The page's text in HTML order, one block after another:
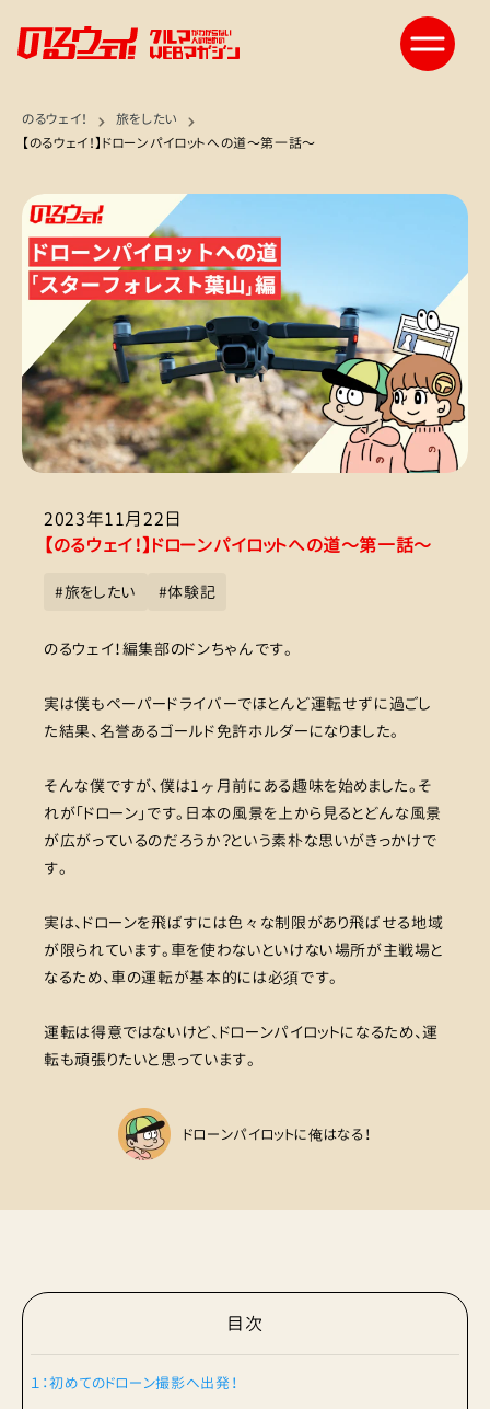
のるウェイ！
旅をしたい
【のるウェイ！】ドローンパイロットへの道〜第一話〜
2023年11月22日
【のるウェイ！】ドローンパイロットへの道〜第一話〜
#旅をしたい #体験記
のるウェイ！編集部のドンちゃんです。
実は僕もペーパードライバーでほとんど運転せずに過ごし
た結果、名誉あるゴールド免許ホルダーになりました。
そんな僕ですが、僕は1ヶ月前にある趣味を始めました。そ
れが「ドローン」です。日本の風景を上から見るとどんな風景
が広がっているのだろうか？という素朴な思いがきっかけで
す。
実は、ドローンを飛ばすには色々な制限があり飛ばせる地域
が限られています。車を使わないといけない場所が主戦場と
なるため、車の運転が基本的には必須です。
運転は得意ではないけど、ドローンパイロットになるため、運
転も頑張りたいと思っています。
ドローンパイロットに俺はなる！
目次
１：初めてのドローン撮影へ出発！